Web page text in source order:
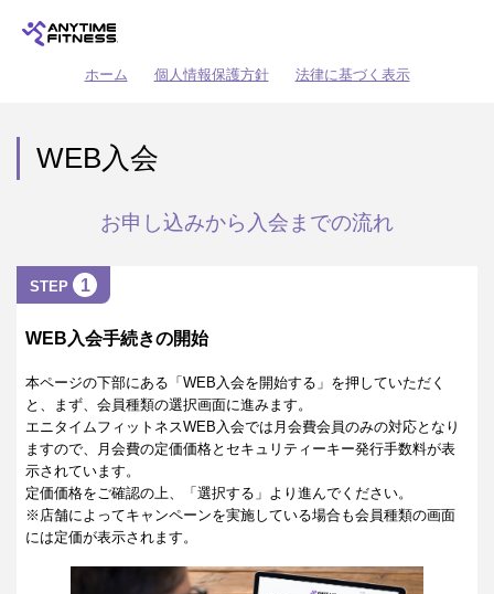
ホーム 個人情報保護方針 法律に基づく表示
WEB入会
お申し込みから入会までの流れ
STEP 1
WEB入会手続きの開始
本ページの下部にある「WEB入会を開始する」を押していただく
と、まず、会員種類の選択画面に進みます。
エニタイムフィットネスWEB入会では月会費会員のみの対応となり
ますので、月会費の定価価格とセキュリティーキー発行手数料が表
示されています。
定価価格をご確認の上、「選択する」より進んでください。
※店舗によってキャンペーンを実施している場合も会員種類の画面
には定価が表示されます。